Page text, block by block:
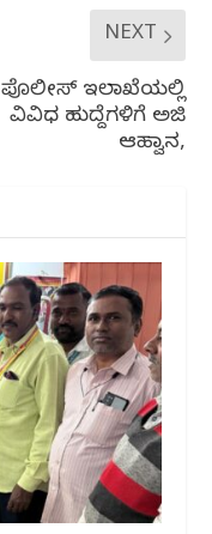
NEXT
ಪೊಲೀಸ್ ಇಲಾಖೆಯಲ್ಲಿ
ವಿವಿಧ ಹುದ್ದೆಗಳಿಗೆ ಅರ್ಜಿ
ಆಹ್ವಾನ,